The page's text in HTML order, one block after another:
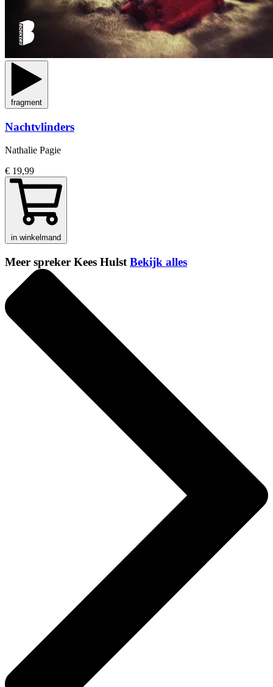
fragment
Nachtvlinders
Nathalie Pagie
€ 19,99
in winkelmand
Meer spreker Kees Hulst Bekijk alles